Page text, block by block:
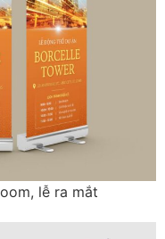
lễ ra mắt